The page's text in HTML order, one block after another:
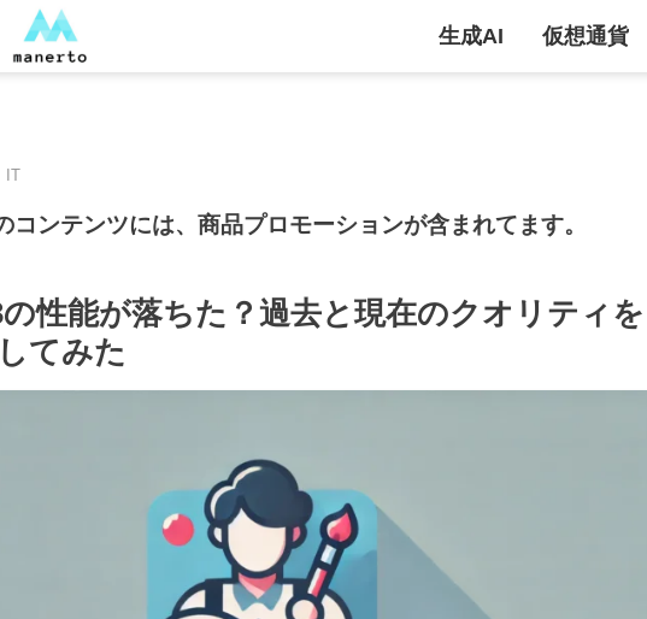
生成AI 仮想通貨
IT
ンテンツには、商品プロモーションが含まれてます。
性能が落ちた？過去と現在のクオリティを
てみた